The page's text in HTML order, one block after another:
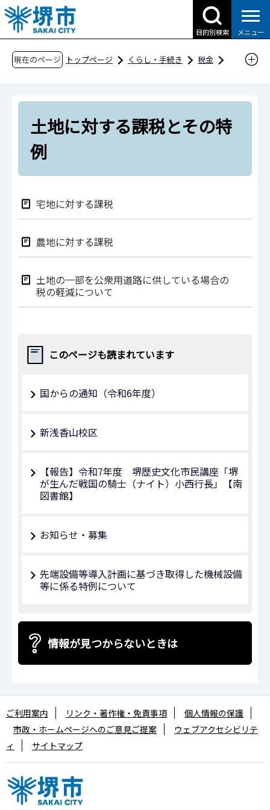
こ
の
ペ
目的別検索 メニュー
現在のページ トップページ くらし・手続き
税金
土地に対する課税とその特例
土地に対する課税とその特
例
宅地に対する課税
農地に対する課税
土地の一部を公衆用道路に供している場合の
税の軽減について
このページも読まれています
国からの通知（令和6年度）
新浅香山校区
【報告】令和7年度 堺歴史文化市民講座「堺
が生んだ戦国の騎士（ナイト）小西行長」【南
図書館】
お知らせ・募集
先端設備等導入計画に基づき取得した機械設備
等に係る特例について
情報が見つからないときは
ご利用案内 リンク・著作権・免責事項
個人情報の保護
市政・ホームページへのご意見ご提案
ウェブアクセシビリテ
ィ
サイトマップ